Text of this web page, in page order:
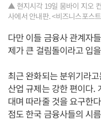
▲ 현지시각 19일 뭄바이 지오
사에서 안내판. <비즈니스포스
다만 이들 금융사 관계자
제가 큰 걸림돌이라고 입
최근 완화되는 분위기라
산업 규제는 강한 편이다.
대며 따라줄 것을 요구한
점도 한국 금융사들의 시